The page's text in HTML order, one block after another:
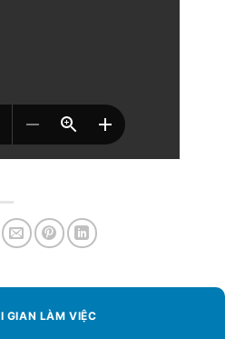
GIAN LÀM VIỆC